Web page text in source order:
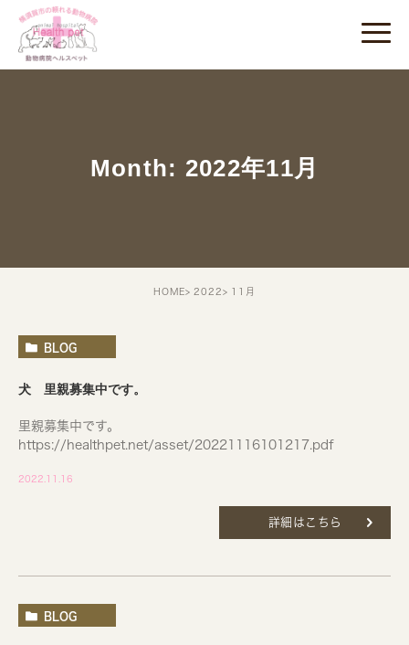
Month: 2022年11月
HOME 2022 11月
BLOG
犬 里親募集中です。
里親募集中です。
https://healthpet.net/asset/20221116101217.pdf
2022.11.16
詳細はこちら
BLOG